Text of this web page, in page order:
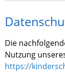
Die
Nutzung
https://